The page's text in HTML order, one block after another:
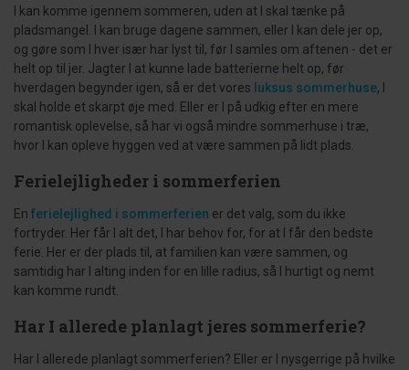
I kan komme igennem sommeren, uden at I skal tænke på
pladsmangel. I kan bruge dagene sammen, eller I kan dele jer op,
og gøre som I hver især har lyst til, før I samles om aftenen - det er
helt op til jer. Jagter I at kunne lade batterierne helt op, før
hverdagen begynder igen, så er det vores luksus sommerhuse, I
skal holde et skarpt øje med. Eller er I på udkig efter en mere
romantisk oplevelse, så har vi også mindre sommerhuse i træ,
hvor I kan opleve hyggen ved at være sammen på lidt plads.
Ferielejligheder i sommerferien
En ferielejlighed i sommerferien er det valg, som du ikke
fortryder. Her får I alt det, I har behov for, for at I får den bedste
ferie. Her er der plads til, at familien kan være sammen, og
samtidig har I alting inden for en lille radius, så I hurtigt og nemt
kan komme rundt.
Har I allerede planlagt jeres sommerferie?
Har I allerede planlagt sommerferien? Eller er I nysgerrige på hvilke